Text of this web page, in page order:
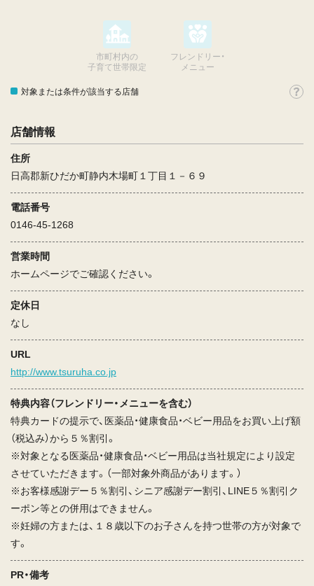
市町村内の
子育て世帯限定
フレンドリー・
メニュー
対象または条件が該当する店舗
店舗情報
住所
日高郡新ひだか町静内木場町１丁目１－６９
電話番号
0146-45-1268
営業時間
ホームページでご確認ください。
定休日
なし
URL
http://www.tsuruha.co.jp
特典内容（フレンドリー・メニューを含む）
特典カードの提示で、医薬品・健康食品・ベビー用品をお買い上げ額
（税込み）から５％割引。
※対象となる医薬品・健康食品・ベビー用品は当社規定により設定
させていただきます。（一部対象外商品があります。）
※お客様感謝デー５％割引、シニア感謝デー割引、LINE５％割引ク
ーポン等との併用はできません。
※妊婦の方または、１８歳以下のお子さんを持つ世帯の方が対象で
す。
PR・備考